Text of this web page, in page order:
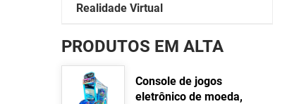
Realidade Virtual
PRODUTOS EM ALTA
Console de jogos
eletrônico de moeda,